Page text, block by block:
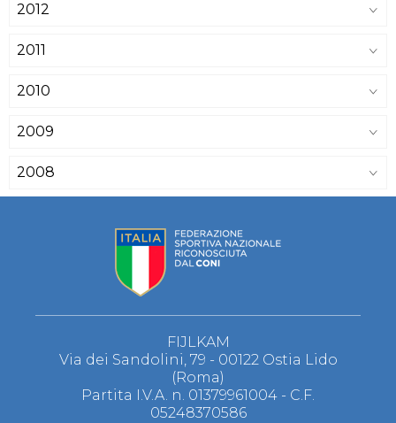
2012
2011
2010
2009
2008
FIJLKAM
Via dei Sandolini, 79 - 00122 Ostia Lido
(Roma)
Partita I.V.A. n. 01379961004 - C.F.
05248370586